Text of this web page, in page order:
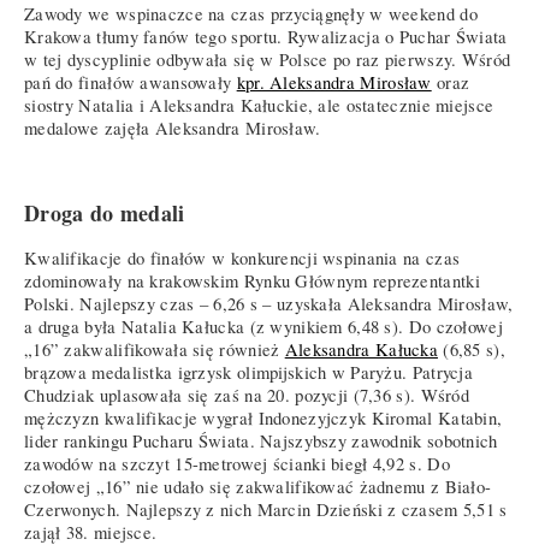
Zawody we wspinaczce na czas przyciągnęły w weekend do
Krakowa tłumy fanów tego sportu. Rywalizacja o Puchar Świata
w tej dyscyplinie odbywała się w Polsce po raz pierwszy. Wśród
pań do finałów awansowały kpr. Aleksandra Mirosław oraz
siostry Natalia i Aleksandra Kałuckie, ale ostatecznie miejsce
medalowe zajęła Aleksandra Mirosław.
Droga do medali
Kwalifikacje do finałów w konkurencji wspinania na czas
zdominowały na krakowskim Rynku Głównym reprezentantki
Polski. Najlepszy czas – 6,26 s – uzyskała Aleksandra Mirosław,
a druga była Natalia Kałucka (z wynikiem 6,48 s). Do czołowej
„16” zakwalifikowała się również Aleksandra Kałucka (6,85 s),
brązowa medalistka igrzysk olimpijskich w Paryżu. Patrycja
Chudziak uplasowała się zaś na 20. pozycji (7,36 s). Wśród
mężczyzn kwalifikacje wygrał Indonezyjczyk Kiromal Katabin,
lider rankingu Pucharu Świata. Najszybszy zawodnik sobotnich
zawodów na szczyt 15-metrowej ścianki biegł 4,92 s. Do
czołowej „16” nie udało się zakwalifikować żadnemu z Biało-
Czerwonych. Najlepszy z nich Marcin Dzieński z czasem 5,51 s
zajął 38. miejsce.